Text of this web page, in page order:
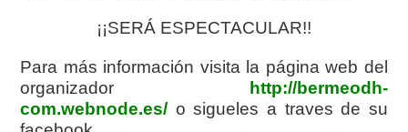
¡¡SERÁ ESPECTACULAR!!
Para más información visita la página web del
organizador
http://bermeodh-
com.webnode.es/ o sigueles a traves de su